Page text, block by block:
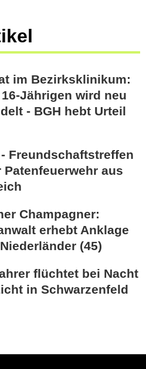
im Bezirksklinikum:
16-Jährigen wird neu
- BGH hebt Urteil
Freundschaftstreffen
Patenfeuerwehr aus
Champagner:
erhebt Anklage
(45)
flüchtet bei Nacht
in Schwarzenfeld